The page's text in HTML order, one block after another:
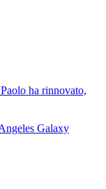
ha rinnovato,
Galaxy